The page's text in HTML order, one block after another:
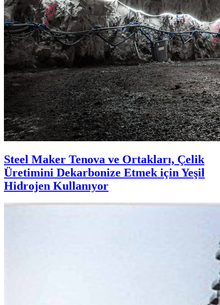
Steel Maker Tenova ve Ortakları, Çelik
Üretimini Dekarbonize Etmek için Yeşil
Hidrojen Kullanıyor